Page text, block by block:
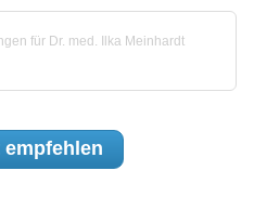
für Dr. med. Ilka Meinhardt
empfehlen